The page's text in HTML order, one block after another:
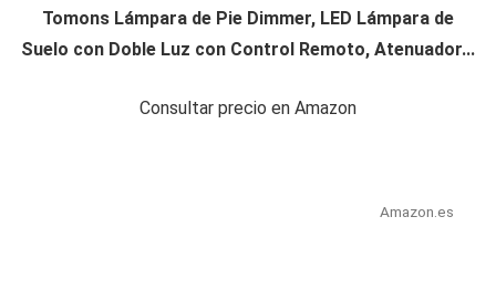
Tomons Lámpara de Pie Dimmer, LED Lámpara de
Suelo con Doble Luz con Control Remoto, Atenuador...
Consultar precio en Amazon
Amazon.es